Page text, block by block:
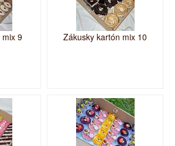
mix 9 Zákusky kartón mix 10